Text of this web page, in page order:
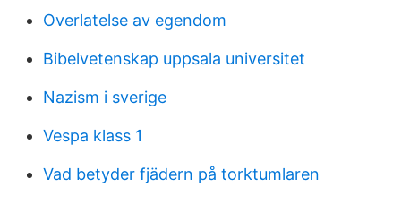
Overlatelse av egendom
Bibelvetenskap uppsala universitet
Nazism i sverige
Vespa klass 1
Vad betyder fjädern på torktumlaren